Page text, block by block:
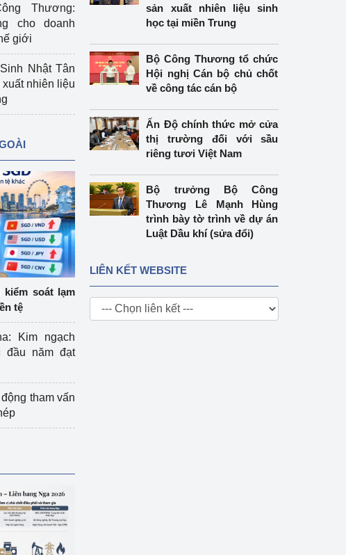
Thương:
cho doanh
giới
Nhật Tân
nhiên liệu
soát lạm
tệ
Kim ngạch
đầu năm đạt
tham vấn
sản xuất nhiên liệu sinh
học tại miền Trung
Bộ Công Thương tổ chức
Hội nghị Cán bộ chủ chốt
về công tác cán bộ
Ấn Độ chính thức mở cửa
thị trường đối với sầu
riêng tươi Việt Nam
Bộ trưởng Bộ Công
Thương Lê Mạnh Hùng
trình bày tờ trình về dự án
Luật Dầu khí (sửa đổi)
LIÊN KẾT WEBSITE